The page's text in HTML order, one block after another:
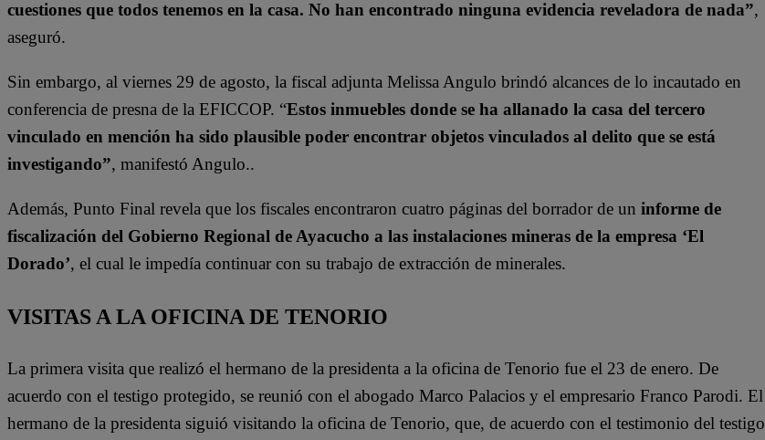
cuestiones que todos tenemos en la casa. No han encontrado ninguna evidencia reveladora de nada”,
aseguró.
Sin embargo, al viernes 29 de agosto, la fiscal adjunta Melissa Angulo brindó alcances de lo incautado en
conferencia de presna de la EFICCOP. “Estos inmuebles donde se ha allanado la casa del tercero
vinculado en mención ha sido plausible poder encontrar objetos vinculados al delito que se está
investigando”, manifestó Angulo..
Además, Punto Final revela que los fiscales encontraron cuatro páginas del borrador de un informe de
fiscalización del Gobierno Regional de Ayacucho a las instalaciones mineras de la empresa ‘El
Dorado’, el cual le impedía continuar con su trabajo de extracción de minerales.
VISITAS A LA OFICINA DE TENORIO
La primera visita que realizó el hermano de la presidenta a la oficina de Tenorio fue el 23 de enero. De
acuerdo con el testigo protegido, se reunió con el abogado Marco Palacios y el empresario Franco Parodi. El
hermano de la presidenta siguió visitando la oficina de Tenorio, que, de acuerdo con el testimonio del testigo